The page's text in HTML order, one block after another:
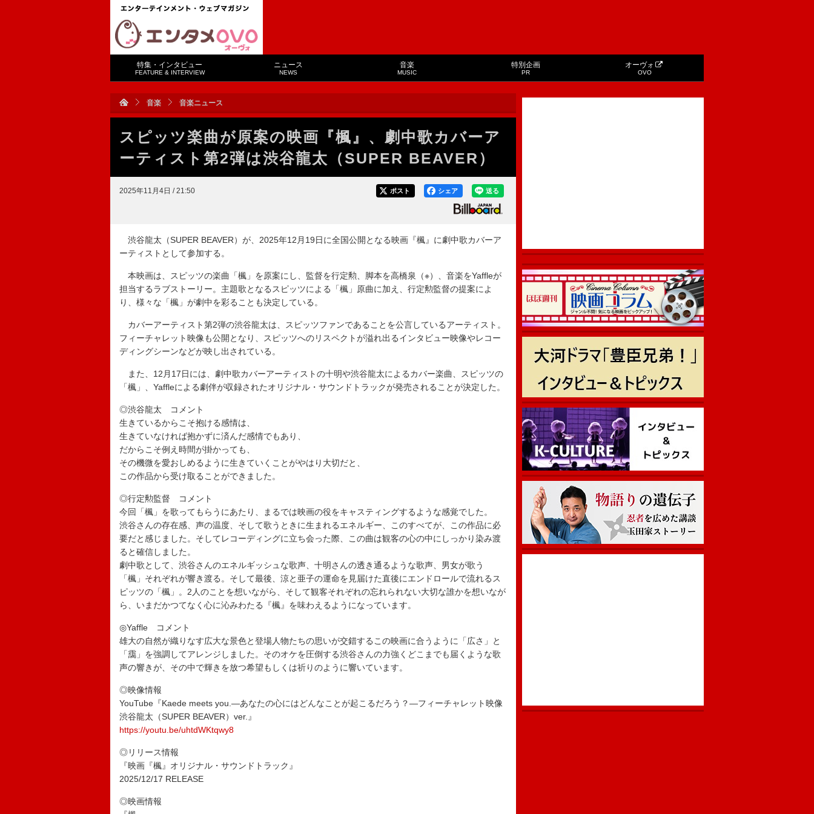
特集・インタビュー
FEATURE & INTERVIEW
ニュース
NEWS
音楽
MUSIC
特別企画
PR
オーヴォ
OVO
音楽 音楽ニュース
スピッツ楽曲が原案の映画『楓』、劇中歌カバーア
ーティスト第2弾は渋谷龍太（SUPER BEAVER）
2025年11月4日 / 21:50 送る
シェア
ポスト
渋谷龍太（SUPER BEAVER）が、2025年12月19日に全国公開となる映画『楓』に劇中歌カバーア
ーティストとして参加する。
本映画は、スピッツの楽曲「楓」を原案にし、監督を行定勲、脚本を高橋泉（※）、音楽をYaffleが
担当するラブストーリー。主題歌となるスピッツによる「楓」原曲に加え、行定勲監督の提案によ
り、様々な「楓」が劇中を彩ることも決定している。
カバーアーティスト第2弾の渋谷龍太は、スピッツファンであることを公言しているアーティスト。
フィーチャレット映像も公開となり、スピッツへのリスペクトが溢れ出るインタビュー映像やレコー
ディングシーンなどが映し出されている。
また、12月17日には、劇中歌カバーアーティストの十明や渋谷龍太によるカバー楽曲、スピッツの
「楓」、Yaffleによる劇伴が収録されたオリジナル・サウンドトラックが発売されることが決定した。
◎渋谷龍太 コメント
生きているからこそ抱ける感情は、
生きていなければ抱かずに済んだ感情でもあり、
だからこそ例え時間が掛かっても、
その機微を愛おしめるように生きていくことがやはり大切だと、
この作品から受け取ることができました。
◎行定勲監督 コメント
今回「楓」を歌ってもらうにあたり、まるでは映画の役をキャスティングするような感覚でした。
渋谷さんの存在感、声の温度、そして歌うときに生まれるエネルギー、このすべてが、この作品に必
要だと感じました。そしてレコーディングに立ち会った際、この曲は観客の心の中にしっかり染み渡
ると確信しました。
劇中歌として、渋谷さんのエネルギッシュな歌声、十明さんの透き通るような歌声、男女が歌う
「楓」それぞれが響き渡る。そして最後、涼と亜子の運命を見届けた直後にエンドロールで流れるス
ピッツの「楓」。2人のことを想いながら、そして観客それぞれの忘れられない大切な誰かを想いなが
ら、いまだかつてなく心に沁みわたる『楓』を味わえるようになっています。
◎Yaffle コメント
雄大の自然が織りなす広大な景色と登場人物たちの思いが交錯するこの映画に合うように「広さ」と
「靄」を強調してアレンジしました。そのオケを圧倒する渋谷さんの力強くどこまでも届くような歌
声の響きが、その中で輝きを放つ希望もしくは祈りのように響いています。
◎映像情報
YouTube『Kaede meets you.―あなたの心にはどんなことが起こるだろう？―フィーチャレット映像
渋谷龍太（SUPER BEAVER）ver.』
https://youtu.be/uhtdWKtqwy8
◎リリース情報
『映画『楓』オリジナル・サウンドトラック』
2025/12/17 RELEASE
◎映画情報